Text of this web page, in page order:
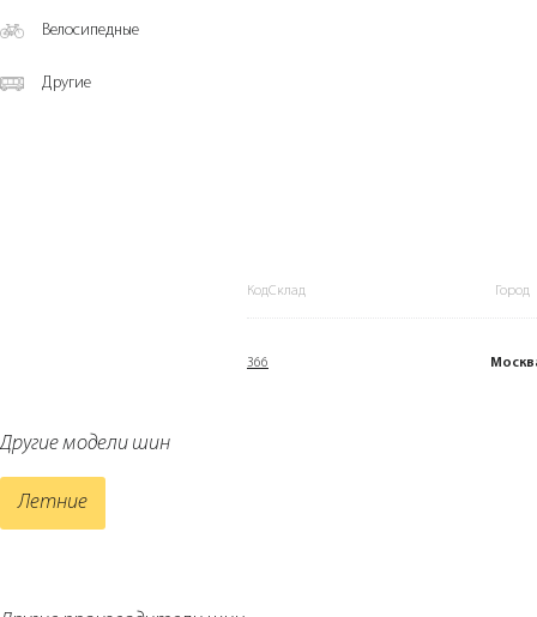
Велосипедные
Другие
КодСклад Город
366
Другие модели шин
Летние